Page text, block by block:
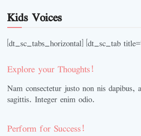
Kids Voices
[dt_sc_tabs_horizontal] [dt_sc_tab
Explore your Thoughts!
Nam consectetur justo non nis dapibus,
sagittis. Integer enim odio.
Perform for Success!